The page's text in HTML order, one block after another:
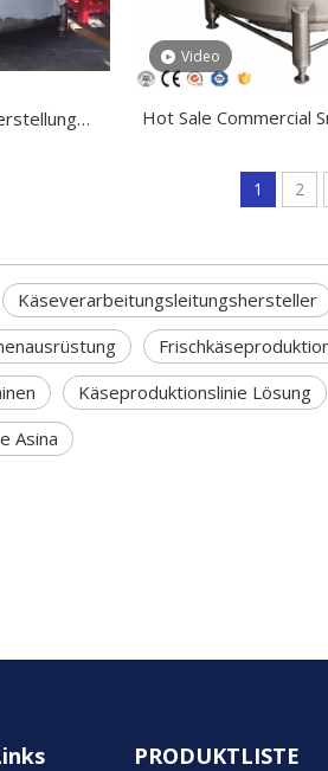
Video
Hot Sale Commercial
1 2
Käseverarbeitungsleitungshersteller
Käseproduktionslinie Lösung
Asina
PRODUKTLISTE